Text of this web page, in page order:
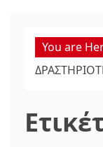
You are